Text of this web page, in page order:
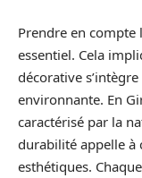
Prendre en compte
essentiel. Cela
décorative
environnante. En
caractérisé par la
durabilité appelle à
esthétiques.